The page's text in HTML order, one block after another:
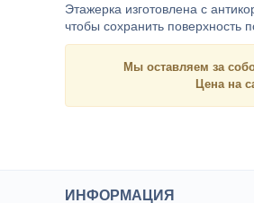
Этажерка изготовлена с
чтобы сохранить поверхность
Мы оставляем за
Цена на
ИНФОРМАЦИЯ